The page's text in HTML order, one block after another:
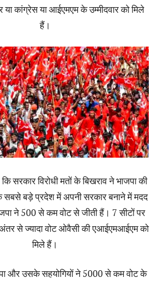
या कांग्रेस या आईएमएम के उम्मीदवार को मिले
हैं।
सरकार विरोधी मतों के बिखराव ने भाजपा की
सबसे बड़े प्रदेश में अपनी सरकार बनाने में मदद
ने 500 से कम वोट से जीती हैं। 7 सीटों पर
से ज्यादा वोट ओवैसी की एआईएमआईएम को
मिले हैं।
और उसके सहयोगियों ने 5000 से कम वोट के